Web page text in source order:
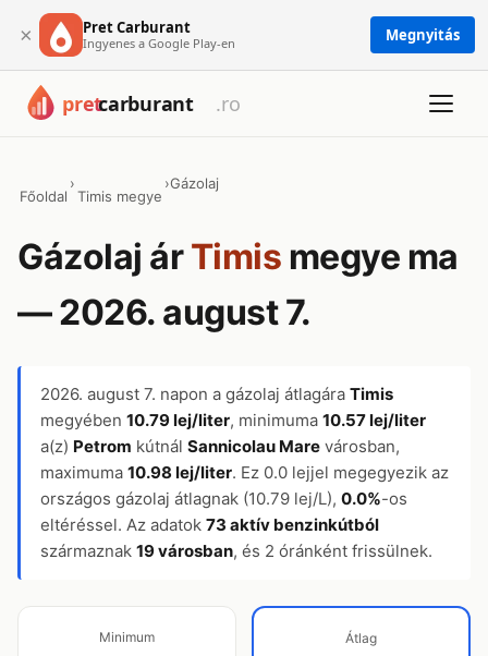
× Pret Carburant
Ingyenes a Google Play-en Megnyitás
Főoldal
›
Timis megye
›Gázolaj
Gázolaj árTimis megye ma
— 2026. august 7.
2026. august 7. napon a gázolaj átlagára Timis
megyében 10.79 lej/liter, minimuma 10.57 lej/liter
a(z) Petrom kútnál Sannicolau Mare városban,
maximuma 10.98 lej/liter. Ez 0.0 lejjel megegyezik az
országos gázolaj átlagnak (10.79 lej/L), 0.0%-os
eltéréssel. Az adatok 73 aktív benzinkútból
származnak 19 városban, és 2 óránként frissülnek.
Minimum Átlag